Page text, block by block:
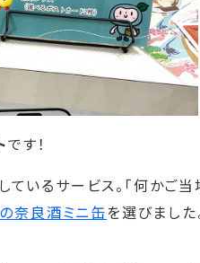
です！
るサービス。「何かご当
奈良酒ミニ缶を選びました